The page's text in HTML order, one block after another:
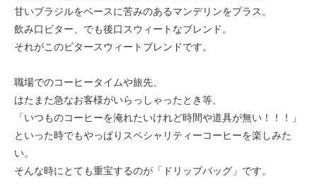
甘いブラジルをベースに苦みのあるマンデリンをプラス。
飲み口ビター、でも後口スウィートなブレンド。
それがこのビタースウィートブレンドです。
職場でのコーヒータイムや旅先、
はたまた急なお客様がいらっしゃったとき等、
「いつものコーヒーを淹れたいけれど時間や道具が無い！！！」
といった時でもやっぱりスペシャリティーコーヒーを楽しみた
い。
そんな時にとても重宝するのが「ドリップバッグ」です。